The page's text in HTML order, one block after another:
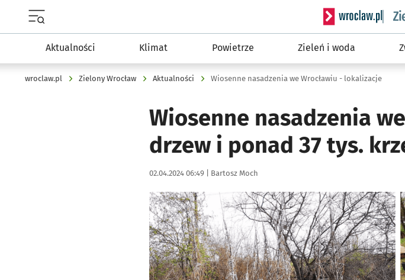
Serwis
Aktualności Klimat Powietrze Zieleń i woda
wroclaw.pl Zielony Wrocław Aktualności Wiosenne nasadzenia we Wrocławiu - lokalizacje
Wiosenne nasadzenia
drzew i ponad 37 tys.
Data publikacji:
02.04.2024 06:49 | Autor:
Bartosz Moch
Kliknij, aby zobaczyć galerię
Kliknij, aby powiększyć